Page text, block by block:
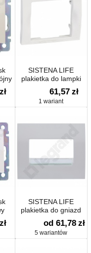
zł
SISTENA LIFE
plakietka do lampki
oświetlenia
awaryjnego
61,57 zł
1 wariant
zł
SISTENA LIFE
plakietka do gniazd
telefonicznych i
komputerowych
od 61,78 zł
5 wariantów